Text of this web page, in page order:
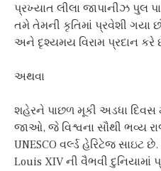
પ્રખ્યાત લીલા જાપાનીઝ પુલ
તમે તેમની કૃતિમાં પ્રવેશી ગયા
અને દૃશ્યમય વિરામ પ્રદાન કરે
અથવા
શહેરને પાછળ મૂકી અડધા દિવસ
જાઓ, જે વિશ્વના સૌથી ભવ્ય
UNESCO વર્લ્ડ હેરિટેજ સાઇટ
Louis XIV ની વૈભવી દુનિયામાં